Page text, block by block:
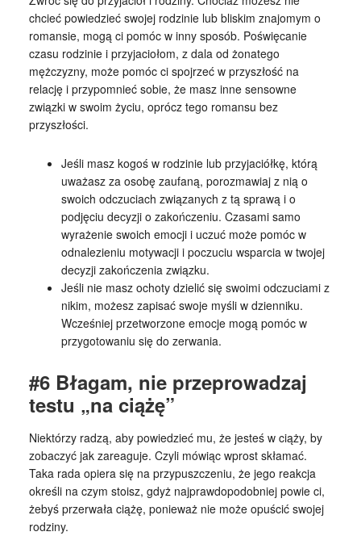
chcieć powiedzieć swojej rodzinie lub bliskim znajomym o
romansie, mogą ci pomóc w inny sposób. Poświęcanie
czasu rodzinie i przyjaciołom, z dala od żonatego
mężczyzny, może pomóc ci spojrzeć w przyszłość na
relację i przypomnieć sobie, że masz inne sensowne
związki w swoim życiu, oprócz tego romansu bez
przyszłości.
Jeśli masz kogoś w rodzinie lub przyjaciółkę, którą
uważasz za osobę zaufaną, porozmawiaj z nią o
swoich odczuciach związanych z tą sprawą i o
podjęciu decyzji o zakończeniu. Czasami samo
wyrażenie swoich emocji i uczuć może pomóc w
odnalezieniu motywacji i poczuciu wsparcia w twojej
decyzji zakończenia związku.
Jeśli nie masz ochoty dzielić się swoimi odczuciami z
nikim, możesz zapisać swoje myśli w dzienniku.
Wcześniej przetworzone emocje mogą pomóc w
przygotowaniu się do zerwania.
#6 Błagam, nie przeprowadzaj
testu „na ciążę”
Niektórzy radzą, aby powiedzieć mu, że jesteś w ciąży, by
zobaczyć jak zareaguje. Czyli mówiąc wprost skłamać.
Taka rada opiera się na przypuszczeniu, że jego reakcja
określi na czym stoisz, gdyż najprawdopodobniej powie ci,
żebyś przerwała ciążę, ponieważ nie może opuścić swojej
rodziny.